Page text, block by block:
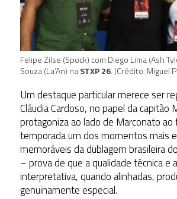
Felipe Zilse (Spock) com Diego Lima (Ash
Souza (La’An) naSTXP 26. (Crédito: Miguel
Um destaque particular merece ser
Cláudia Cardoso, no papel da capitão
protagoniza ao lado de Marconato ao
temporada um dos momentos mais
memoráveis da dublagem brasileira
– prova de que a qualidade técnica e
interpretativa, quando alinhadas,
genuinamente especial.